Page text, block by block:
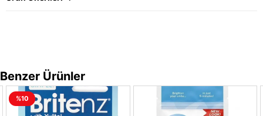
Benzer Ürünler
%10